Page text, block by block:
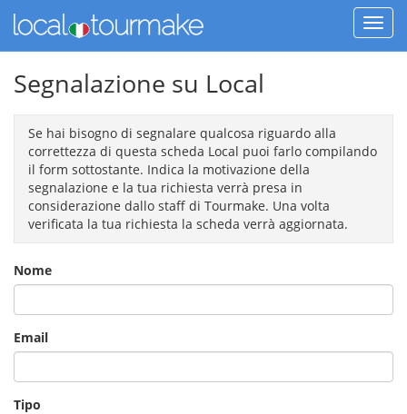
Segnalazione su Local
Se hai bisogno di segnalare qualcosa riguardo alla
correttezza di questa scheda Local puoi farlo compilando
il form sottostante. Indica la motivazione della
segnalazione e la tua richiesta verrà presa in
considerazione dallo staff di Tourmake. Una volta
verificata la tua richiesta la scheda verrà aggiornata.
Nome
Email
Tipo